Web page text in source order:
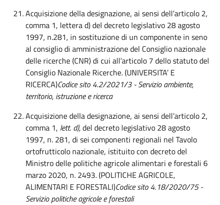
Acquisizione della designazione, ai sensi dell’articolo 2,
comma 1, lettera d) del decreto legislativo 28 agosto
1997, n.281, in sostituzione di un componente in seno
al consiglio di amministrazione del Consiglio nazionale
delle ricerche (CNR) di cui all’articolo 7 dello statuto del
Consiglio Nazionale Ricerche. (UNIVERSITA’ E
RICERCA)Codice sito 4.2/2021/3 - Servizio ambiente,
territorio, istruzione e ricerca
Acquisizione della designazione, ai sensi dell’articolo 2,
comma 1, lett. d),del decreto legislativo 28 agosto
1997, n. 281, di sei componenti regionali nel Tavolo
ortofrutticolo nazionale, istituito con decreto del
Ministro delle politiche agricole alimentari e forestali 6
marzo 2020, n. 2493. (POLITICHE AGRICOLE,
ALIMENTARI E FORESTALI)Codice sito 4.18/2020/75 -
Servizio politiche agricole e forestali